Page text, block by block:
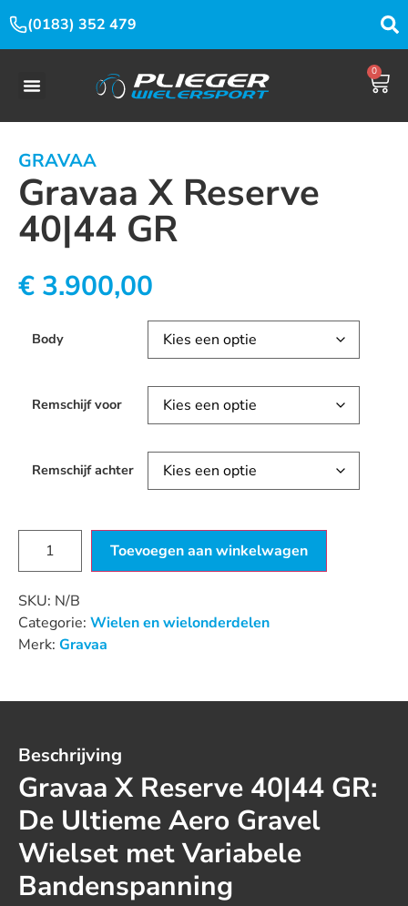
(0183) 352 479
0
GRAVAA
Gravaa X Reserve
40|44 GR
€ 3.900,00
Body
Remschijf voor
Remschijf achter
Toevoegen aan winkelwagen
SKU: N/B
Categorie: Wielen en wielonderdelen
Merk: Gravaa
Beschrijving
Gravaa X Reserve 40|44 GR:
De Ultieme Aero Gravel
Wielset met Variabele
Bandenspanning